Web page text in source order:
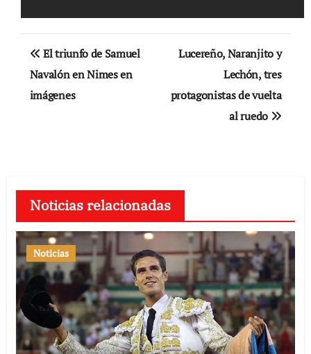
Navegación
de
entradas
El triunfo de Samuel
Navalón en Nimes en
imágenes
Lucereño, Naranjito y
Lechón, tres
protagonistas de vuelta
al ruedo
Noticias relacionadas
Noticias